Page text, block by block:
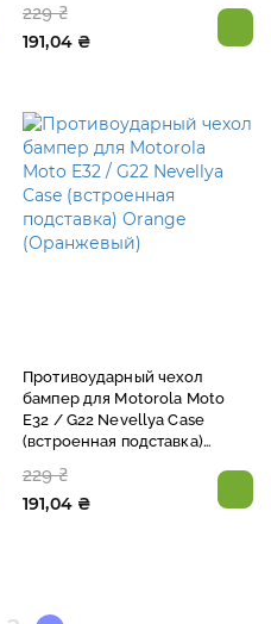
229 ₴
191,04 ₴
Противоударный чехол
бампер для Motorola Moto
E32 / G22 Nevellya Case
(встроенная подставка)
229 ₴
191,04 ₴